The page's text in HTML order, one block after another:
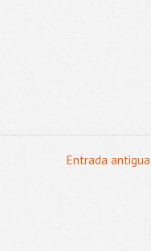
Entrada antigua